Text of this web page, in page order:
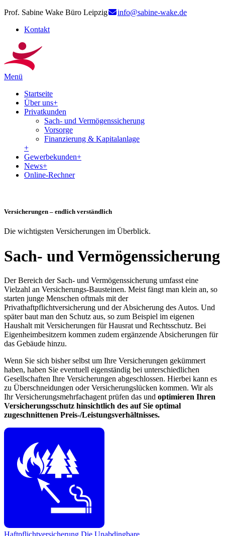
Prof. Sabine Wake Büro Leipzig
info@sabine-wake.de
Kontakt
Menü
Startseite
Über uns+
Privatkunden
Sach- und Vermögenssicherung
Vorsorge
Finanzierung & Kapitalanlage
+
Gewerbekunden+
News+
Online-Rechner
Versicherungen – endlich verständlich
Die wichtigsten Versicherungen im Überblick.
Sach- und Vermögenssicherung
Der Bereich der Sach- und Vermögenssicherung umfasst eine
Vielzahl an Versicherungs-Bausteinen. Meist fängt man klein an, so
starten junge Menschen oftmals mit der
Privathaftpflichtversicherung und der Absicherung des Autos. Und
später baut man den Schutz aus, so zum Beispiel im eigenen
Haushalt mit Versicherungen für Hausrat und Rechtsschutz. Bei
Eigenheimbesitzern kommen zudem ergänzende Absicherungen für
das Gebäude hinzu.
Wenn Sie sich bisher selbst um Ihre Versicherungen gekümmert
haben, haben Sie eventuell eigenständig bei unterschiedlichen
Gesellschaften Ihre Versicherungen abgeschlossen. Hierbei kann es
zu Überschneidungen oder Versicherungslücken kommen. Wir als
Ihr Versicherungsmehrfachagent prüfen das und optimieren Ihren
Versicherungsschutz hinsichtlich des auf Sie optimal
zugeschnittenen Preis-/Leistungsverhältnisses.